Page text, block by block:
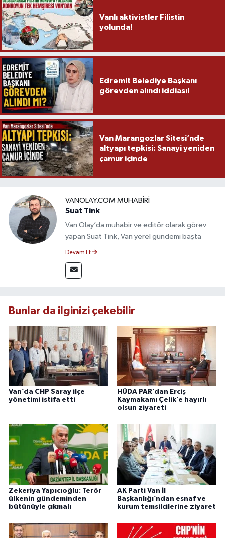
Vanlı aktivistler Filistin
yolunda!
Edremit Belediye Başkanı
görevden alındı iddiası!
Van Marangozlar Sitesi’nde
altyapı tepkisi: Sanayi yeniden
çamur içinde
VANOLAY.COM MUHABIRI
Suat Tink
Van Olay’da muhabir ve editör olarak görev
yapan Suat Tink, Van yerel gündemi başta
olmak üzere bölgesel ve ulusal gelişmeleri
mezunu olan Tink, sahadan edindiği bilgilerle
doğruluk, tarafsızlık ve etik ilkeler
Devam Et
Bunlar da ilginizi çekebilir
Van’da CHP Saray ilçe
yönetimi istifa etti
HÜDA PAR’dan Erciş
Kaymakamı Çelik’e hayırlı
olsun ziyareti
Zekeriya Yapıcıoğlu: Terör
ülkenin gündeminden
bütünüyle çıkmalı
AK Parti Van İl
Başkanlığı’ndan esnaf ve
kurum temsilcilerine ziyaret